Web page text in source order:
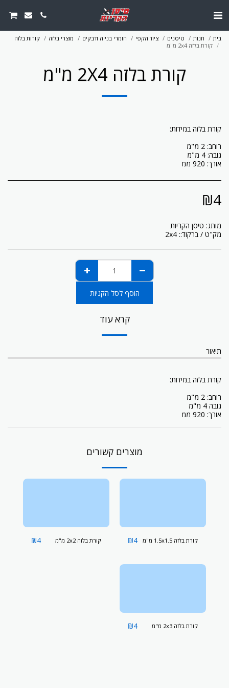
בית חנות טיסנים ציוד הקפי חומרי בנייה ודבקים מוצרי בלזה
קורות בלזה
קורת בלזה 2x4 מ"מ
קורת בלזה 2X4 מ"מ
אורך: 920 ממ
₪4
מותג: טיסן הקריות
מק"ט / ברקוד:: 2x4
הוסף לסל הקניות
קרא עוד
תיאור
קורת בלזה במידות:
רוחב: 2 מ"מ
גובה 4 מ"מ
אורך: 920 ממ
מוצרים קשורים
קורת בלזה 1.5x1.5 מ"מ ₪4 קורת בלזה 2x2 מ"מ ₪4
קורת בלזה 2x3 מ"מ ₪4